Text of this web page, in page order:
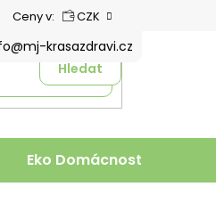
Ceny v: CZK
Hledat
krasazdravi.cz
Eko Domácnost